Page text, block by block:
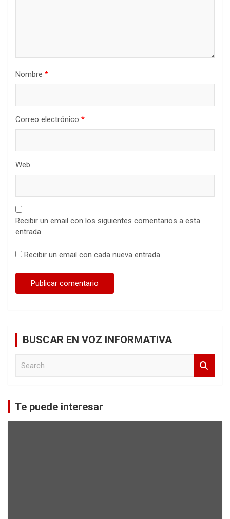
Nombre *
Correo electrónico *
Web
Recibir un email con los siguientes comentarios a esta
entrada.
Recibir un email con cada nueva entrada.
BUSCAR EN VOZ INFORMATIVA
c
Te puede interesar